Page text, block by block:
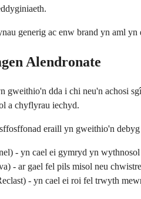
generig ac enw brand yn aml
Alendronate
gweithio'n dda i chi neu'n achosi
a chyflyrau iechyd.
eraill yn gweithio'n
- yn cael ei gymryd yn
- ar gael fel pils misol neu
- yn cael ei roi fel trwyth